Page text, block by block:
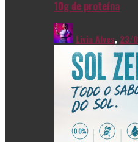
10g de proteína
Livia Alves, 23/